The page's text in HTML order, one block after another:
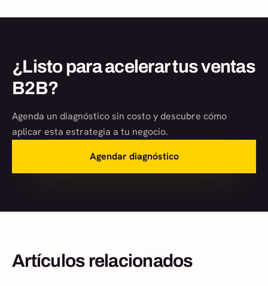
¿Listo para acelerar tus ventas
B2B?
Agenda un diagnóstico sin costo y descubre cómo
aplicar esta estrategia a tu negocio.
Agendar diagnóstico
Artículos relacionados